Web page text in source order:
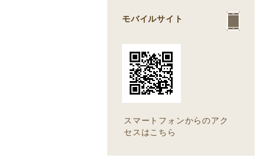
モバイルサイト
スマートフォンからのアク
セスはこちら